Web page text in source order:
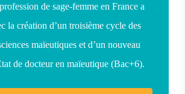
de sage-femme en France a
la création d’un troisième cycle des
maïeutiques et d’un nouveau
de docteur en maïeutique (Bac+6).